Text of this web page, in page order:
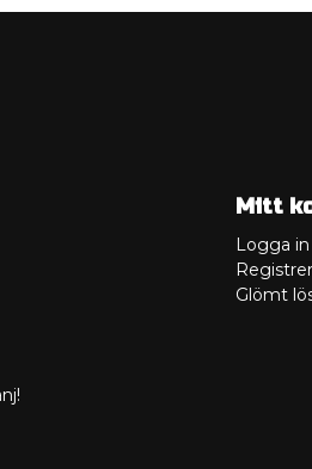
Mitt
Logga in
Glömt